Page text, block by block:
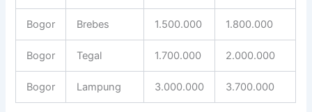
Bogor Brebes 1.500.000 1.800.000
Bogor Tegal 1.700.000 2.000.000
Bogor Lampung 3.000.000 3.700.000